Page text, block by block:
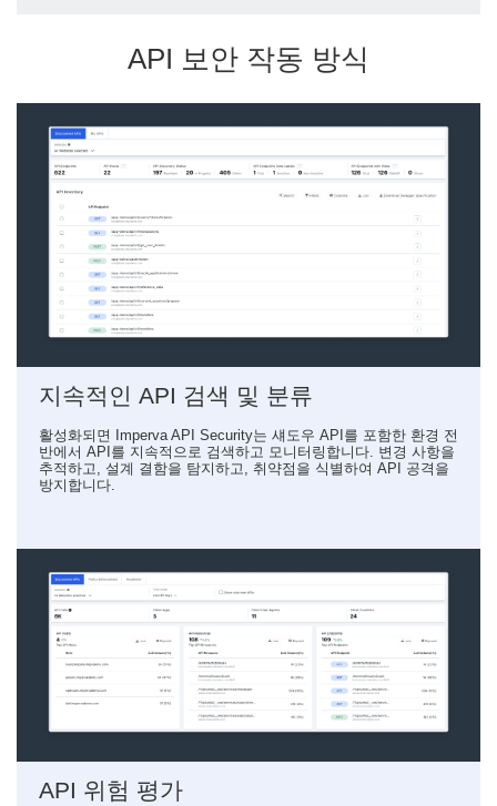
API 보안 작동 방식
지속적인 API 검색 및 분류
활성화되면 Imperva API Security는 섀도우 API를 포함한 환경 전
반에서 API를 지속적으로 검색하고 모니터링합니다. 변경 사항을
추적하고, 설계 결함을 탐지하고, 취약점을 식별하여 API 공격을
방지합니다.
API 위험 평가